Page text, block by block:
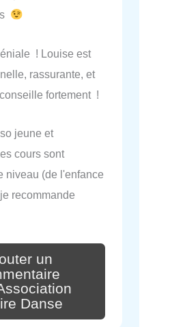
! Louise est
rassurante, et
fortement !
jeune et
cours sont
niveau (de l'enfance
recommande
un
Danse